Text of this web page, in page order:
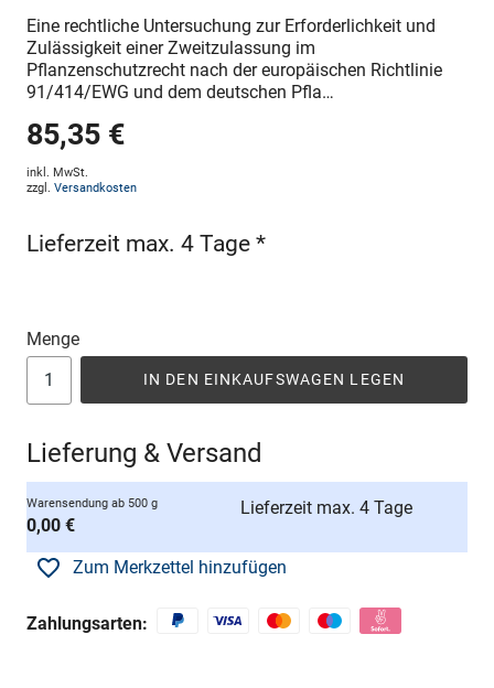
Eine rechtliche Untersuchung zur Erforderlichkeit und
Zulässigkeit einer Zweitzulassung im
Pflanzenschutzrecht nach der europäischen Richtlinie
91/414/EWG und dem deutschen Pfla…
85,35 €
inkl. MwSt.
zzgl. Versandkosten
Lieferzeit max. 4 Tage *
Menge
IN DEN EINKAUFSWAGEN LEGEN
Lieferung & Versand
Warensendung ab 500 g
0,00 €
Lieferzeit max. 4 Tage
Zum Merkzettel hinzufügen
Zahlungsarten: